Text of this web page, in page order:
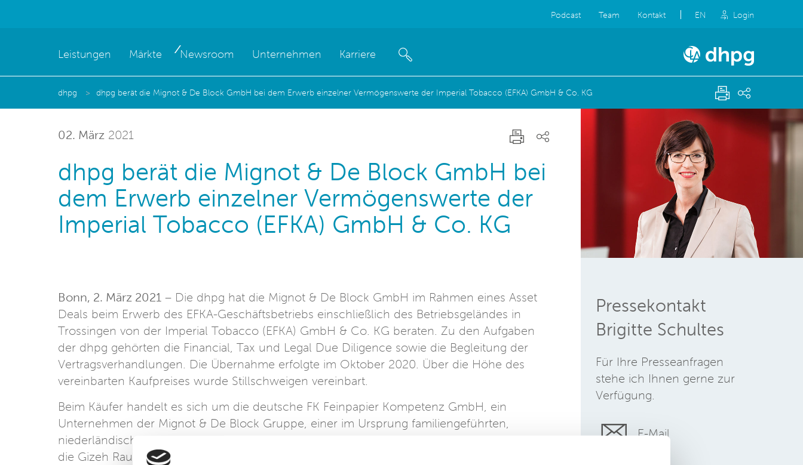
Podcast Team Kontakt EN Login
Leistungen Märkte Newsroom Unternehmen Karriere
dhpg dhpg berät die Mignot & De Block GmbH bei dem Erwerb einzelner Vermögenswerte der Imperial Tobacco (EFKA) GmbH & Co. KG
02. März 2021
dhpg berät die Mignot & De Block GmbH bei
dem Erwerb einzelner Vermögenswerte der
Imperial Tobacco (EFKA) GmbH & Co. KG
Bonn, 2. März 2021 – Die dhpg hat die Mignot & De Block GmbH im Rahmen eines Asset
Deals beim Erwerb des EFKA-Geschäftsbetriebs einschließlich des Betriebsgeländes in
Trossingen von der Imperial Tobacco (EFKA) GmbH & Co. KG beraten. Zu den Aufgaben
der dhpg gehörten die Financial, Tax und Legal Due Diligence sowie die Begleitung der
Vertragsverhandlungen. Die Übernahme erfolgte im Oktober 2020. Über die Höhe des
vereinbarten Kaufpreises wurde Stillschweigen vereinbart.
Beim Käufer handelt es sich um die deutsche FK Feinpapier Kompetenz GmbH, ein
Unternehmen der Mignot & De Block Gruppe, einer im Ursprung familiengeführten,
niederländischen Unternehmensgruppe, die 1858 gegründet wurde. Hierzu gehört auch
die Gizeh Raucherbedarf GmbH, die sich auf den Vertrieb von u.a. Blättchen, Filtern,
Pressekontakt
Brigitte Schultes
Für Ihre Presseanfragen
stehe ich Ihnen gerne zur
Verfügung.
E-Mail